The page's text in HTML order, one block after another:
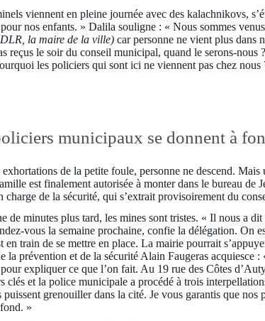
viennent en pleine journée avec des kalachnikovs,
nos enfants. » Dalila souligne : « Nous sommes
la maire de la ville) car personne ne vient plus dans
reçus le soir du conseil municipal, quand le serons-nous
les policiers qui sont ici ne viennent pas chez nous
municipaux se donnent à
de la petite foule, personne ne descend. Mais
est finalement autorisée à monter dans le bureau de
charge de la sécurité, qui s’extrait provisoirement du
de minutes plus tard, les mines sont tristes. « Il nous a dit
vous la semaine prochaine, confie la délégation. On
en train de se mettre en place. La mairie pourrait
la prévention et de la sécurité Alain Faugeras acquiesce
expliquer ce que l’on fait. Au 19 rue des Côtes
clés et la police municipale a procédé à trois
puissent grenouiller dans la cité. Je vous garantis que nos
»